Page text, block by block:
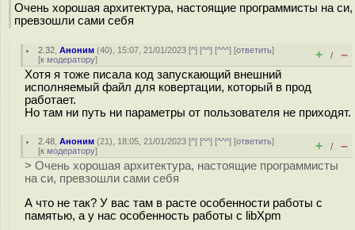
Очень хорошая архитектура, настоящие программисты на си,
превзошли сами себя
2.32 ,Аноним (40), 15:07, 21/01/2023 [^] [^^] [^^^] [ответить]
[к модератору] + / –
Хотя я тоже писала код запускающий внешний
исполняемый файл для ковертации, который в прод
работает.
Но там ни путь ни параметры от пользователя не приходят.
2.48 ,Аноним (21), 18:05, 21/01/2023 [^] [^^] [^^^] [ответить]
[к модератору] + / –
> Очень хорошая архитектура, настоящие программисты
на си, превзошли сами себя
А что не так? У вас там в расте особенности работы с
памятью, а у нас особенность работы с libXpm